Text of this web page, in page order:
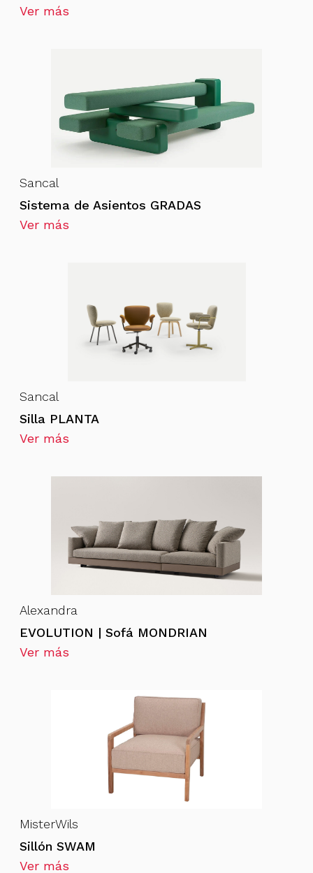
Ver más
Sancal
Sistema de Asientos GRADAS
Ver más
Sancal
Silla PLANTA
Ver más
Alexandra
EVOLUTION | Sofá MONDRIAN
Ver más
MisterWils
Sillón SWAM
Ver más